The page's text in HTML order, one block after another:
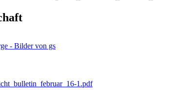
- Bilder von gs
1.pdf